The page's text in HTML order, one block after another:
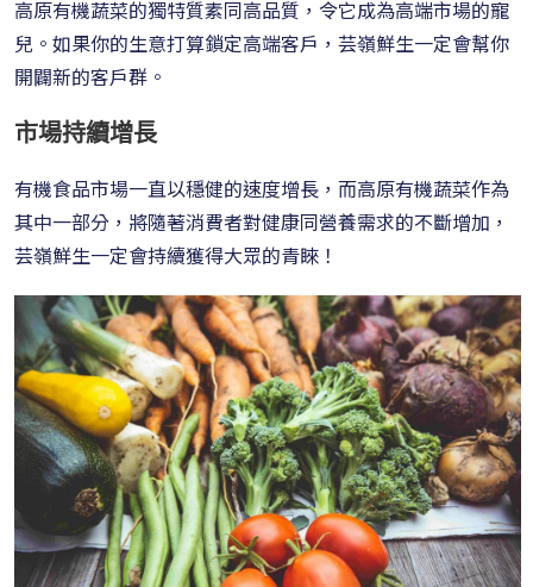
高原有機蔬菜的獨特質素同高品質，令它成為高端市場的寵
兒。如果你的生意打算鎖定高端客戶，芸嶺鮮生一定會幫你
開闢新的客戶群。
市場持續增長
有機食品市場一直以穩健的速度增長，而高原有機蔬菜作為
其中一部分，將隨著消費者對健康同營養需求的不斷增加，
芸嶺鮮生一定會持續獲得大眾的青睞！